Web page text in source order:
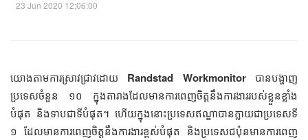
23 Jun 2020 12:06:00
យោងតាមការស្រាវជ្រាវដោយ Randstad Workmonitor
បានបង្ហាញ
ប្រទេសចំនួន ១០ ក្នុងតារាងដែលមានការពេញចិត្តនឹងការងាររបស់ខ្លួនខ្លាំង
បំផុត និងទាបជាទីបំផុត។ ហើយក្នុងនោះប្រទេសឥណ្ឌាបានក្លាយជាប្រទេសទី
១ ដែលមានការពេញចិត្តនឹងការងារខ្ពស់បំផុត និងប្រទេសជប៉ុនមានការពេញ